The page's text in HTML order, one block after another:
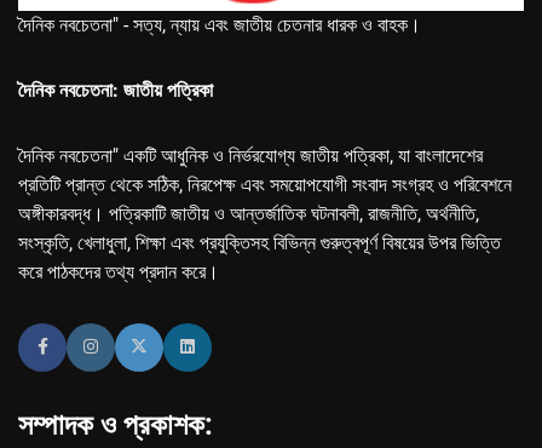
দৈনিক নবচেতনা" - সত্য, ন্যায় এবং জাতীয় চেতনার ধারক ও বাহক।
দৈনিক নবচেতনা: জাতীয় পত্রিকা
দৈনিক নবচেতনা" একটি আধুনিক ও নির্ভরযোগ্য জাতীয় পত্রিকা, যা বাংলাদেশের
প্রতিটি প্রান্ত থেকে সঠিক, নিরপেক্ষ এবং সময়োপযোগী সংবাদ সংগ্রহ ও পরিবেশনে
অঙ্গীকারবদ্ধ। পত্রিকাটি জাতীয় ও আন্তর্জাতিক ঘটনাবলী, রাজনীতি, অর্থনীতি,
সংস্কৃতি, খেলাধুলা, শিক্ষা এবং প্রযুক্তিসহ বিভিন্ন গুরুত্বপূর্ণ বিষয়ের উপর ভিত্তি
করে পাঠকদের তথ্য প্রদান করে।
সম্পাদক ও প্রকাশক: